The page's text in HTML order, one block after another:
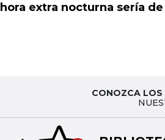
hora extra nocturna sería de
CONOZCA LOS